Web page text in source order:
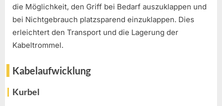
die Möglichkeit, den Griff bei Bedarf auszuklappen und
bei Nichtgebrauch platzsparend einzuklappen. Dies
erleichtert den Transport und die Lagerung der
Kabeltrommel.
Kabelaufwicklung
Kurbel